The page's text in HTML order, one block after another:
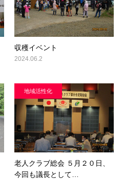
収穫イベント
2024.06.2
地域活性化
老人クラブ総会 ５月２０日、
今回も議長として…